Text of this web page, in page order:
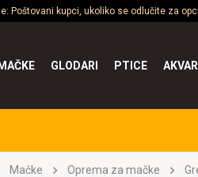
Poštovani kupci, ukoliko se odlučite za
MAČKE GLODARI PTICE
Mačke Oprema za mačke